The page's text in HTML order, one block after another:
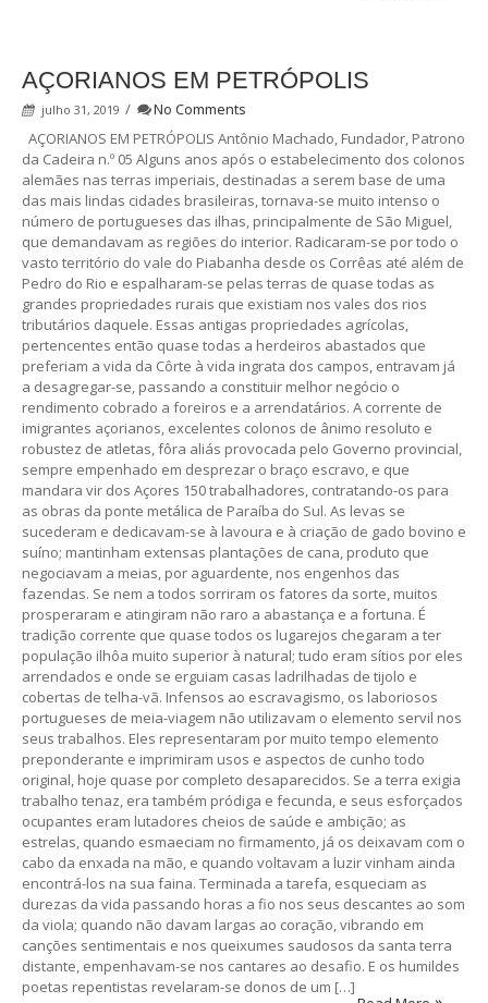
AÇORIANOS EM PETRÓPOLIS
julho 31, 2019 /
No Comments
AÇORIANOS EM PETRÓPOLIS Antônio Machado, Fundador, Patrono
da Cadeira n.º 05 Alguns anos após o estabelecimento dos colonos
alemães nas terras imperiais, destinadas a serem base de uma
das mais lindas cidades brasileiras, tornava-se muito intenso o
número de portugueses das ilhas, principalmente de São Miguel,
que demandavam as regiões do interior. Radicaram-se por todo o
vasto território do vale do Piabanha desde os Corrêas até além de
Pedro do Rio e espalharam-se pelas terras de quase todas as
grandes propriedades rurais que existiam nos vales dos rios
tributários daquele. Essas antigas propriedades agrícolas,
pertencentes então quase todas a herdeiros abastados que
preferiam a vida da Côrte à vida ingrata dos campos, entravam já
a desagregar-se, passando a constituir melhor negócio o
rendimento cobrado a foreiros e a arrendatários. A corrente de
imigrantes açorianos, excelentes colonos de ânimo resoluto e
robustez de atletas, fôra aliás provocada pelo Governo provincial,
sempre empenhado em desprezar o braço escravo, e que
mandara vir dos Açores 150 trabalhadores, contratando-os para
as obras da ponte metálica de Paraíba do Sul. As levas se
sucederam e dedicavam-se à lavoura e à criação de gado bovino e
suíno; mantinham extensas plantações de cana, produto que
negociavam a meias, por aguardente, nos engenhos das
fazendas. Se nem a todos sorriram os fatores da sorte, muitos
prosperaram e atingiram não raro a abastança e a fortuna. É
tradição corrente que quase todos os lugarejos chegaram a ter
população ilhôa muito superior à natural; tudo eram sítios por eles
arrendados e onde se erguiam casas ladrilhadas de tijolo e
cobertas de telha-vã. Infensos ao escravagismo, os laboriosos
portugueses de meia-viagem não utilizavam o elemento servil nos
seus trabalhos. Eles representaram por muito tempo elemento
preponderante e imprimiram usos e aspectos de cunho todo
original, hoje quase por completo desaparecidos. Se a terra exigia
trabalho tenaz, era também pródiga e fecunda, e seus esforçados
ocupantes eram lutadores cheios de saúde e ambição; as
estrelas, quando esmaeciam no firmamento, já os deixavam com o
cabo da enxada na mão, e quando voltavam a luzir vinham ainda
encontrá-los na sua faina. Terminada a tarefa, esqueciam as
durezas da vida passando horas a fio nos seus descantes ao som
da viola; quando não davam largas ao coração, vibrando em
canções sentimentais e nos queixumes saudosos da santa terra
distante, empenhavam-se nos cantares ao desafio. E os humildes
poetas repentistas revelaram-se donos de um […]